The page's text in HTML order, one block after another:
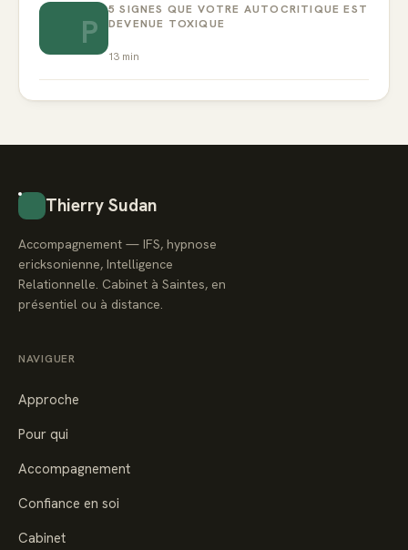
P
5 SIGNES QUE VOTRE AUTOCRITIQUE EST
DEVENUE TOXIQUE
13 min
Thierry Sudan
Accompagnement — IFS, hypnose
ericksonienne, Intelligence
Relationnelle. Cabinet à Saintes, en
présentiel ou à distance.
NAVIGUER
Approche
Pour qui
Accompagnement
Confiance en soi
Cabinet